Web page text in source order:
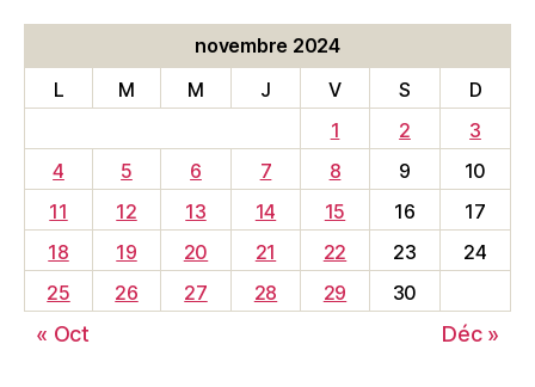
novembre 2024
L
M M J V S
D
1
2
3
4
5 6 7 8 9
10
11
12 13 14 15 16
17
18
19 20 21 22 23
24
25
26 27 28 29 30
« Oct Déc »